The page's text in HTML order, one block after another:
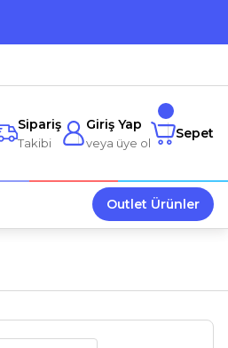
Sipariş
Takibi
Giriş Yap
veya üye ol
Sepet
Outlet Ürünler